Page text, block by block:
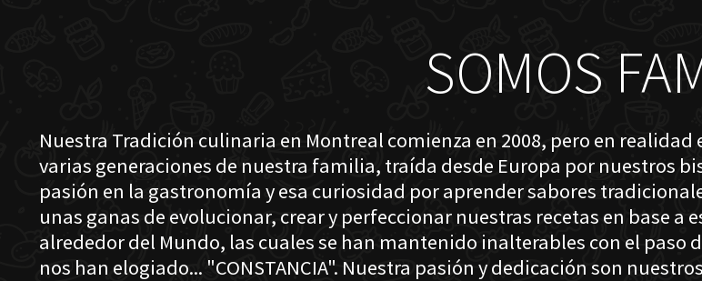
SOMOS
Nuestra Tradición culinaria en Montreal comienza en 2008, pero en
varias generaciones de nuestra familia, traída desde Europa por nuestros
pasión en la gastronomía y esa curiosidad por aprender sabores
unas ganas de evolucionar, crear y perfeccionar nuestras recetas en base
alrededor del Mundo, las cuales se han mantenido inalterables con el paso
nos han elogiado... "CONSTANCIA". Nuestra pasión y dedicación son